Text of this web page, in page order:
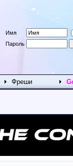
Имя
Пароль
Фреши